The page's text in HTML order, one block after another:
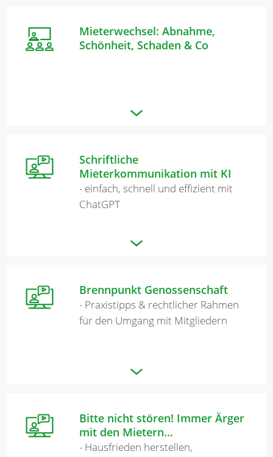
Mieterwechsel: Abnahme,
Schönheit, Schaden & Co
Schriftliche
Mieterkommunikation mit KI
- einfach, schnell und effizient mit
ChatGPT
Brennpunkt Genossenschaft
- Praxistipps & rechtlicher Rahmen
für den Umgang mit Mitgliedern
Bitte nicht stören! Immer Ärger
mit den Mietern...
- Hausfrieden herstellen,